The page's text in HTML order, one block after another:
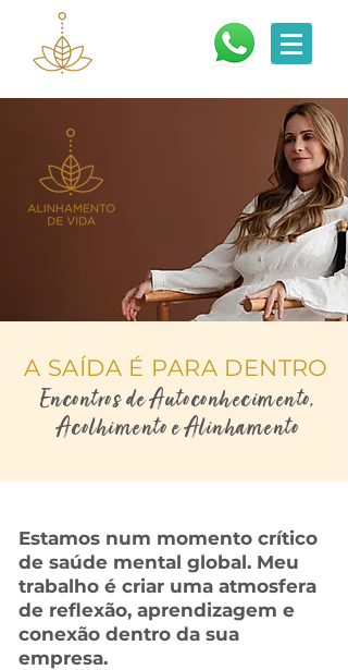
A SAÍDA É PARA DENTRO
Encontros de Autoconhecimento,
Acolhimento e Alinhamento
Estamos num momento crítico
de saúde mental global. Meu
trabalho é criar uma atmosfera
de reflexão, aprendizagem e
conexão dentro da sua
empresa.